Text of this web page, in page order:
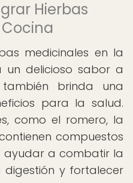
Hierbas
medicinales en la
delicioso sabor a
brinda una
para la salud.
como el romero, la
compuestos
ayudar a combatir la
digestión y fortalecer